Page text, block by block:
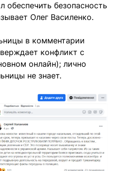
обеспечить безопасность
Олег Василенко.
в комментарии
конфликт с
онлайн); лично
не знает.